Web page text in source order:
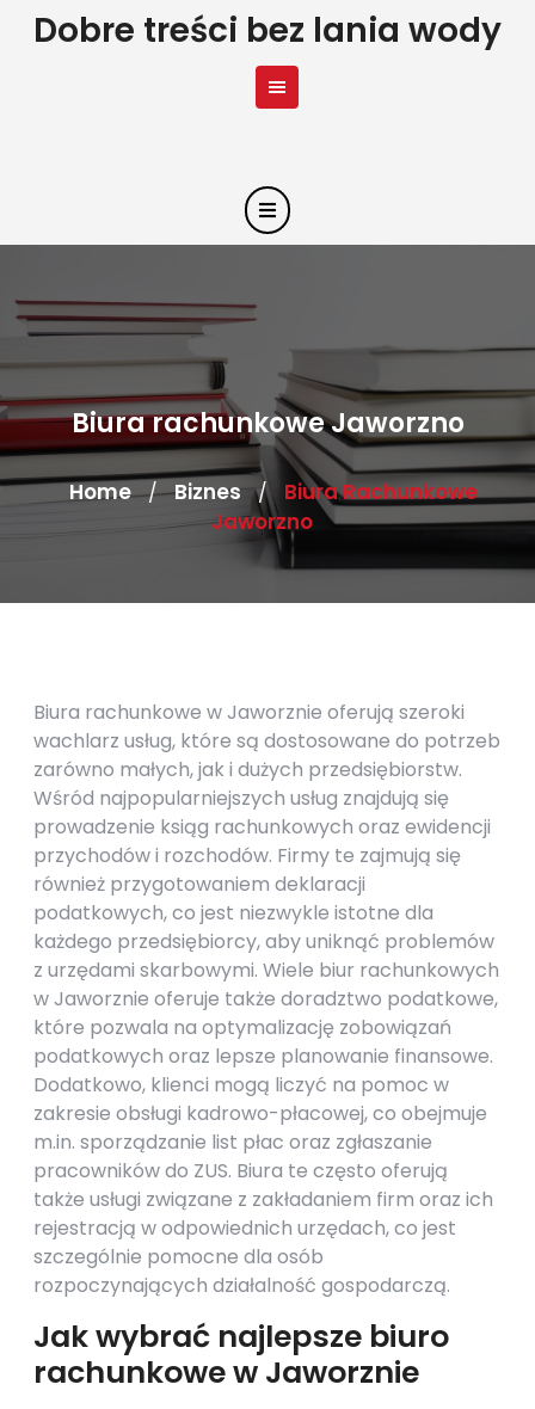
SkipDobre treści bez lania wody
Biura rachunkowe Jaworzno
Home / Biznes /
Biura Rachunkowe
Jaworzno
Biura rachunkowe w Jaworznie oferują szeroki
wachlarz usług, które są dostosowane do potrzeb
zarówno małych, jak i dużych przedsiębiorstw.
Wśród najpopularniejszych usług znajdują się
prowadzenie ksiąg rachunkowych oraz ewidencji
przychodów i rozchodów. Firmy te zajmują się
również przygotowaniem deklaracji
podatkowych, co jest niezwykle istotne dla
każdego przedsiębiorcy, aby uniknąć problemów
z urzędami skarbowymi. Wiele biur rachunkowych
w Jaworznie oferuje także doradztwo podatkowe,
które pozwala na optymalizację zobowiązań
podatkowych oraz lepsze planowanie finansowe.
Dodatkowo, klienci mogą liczyć na pomoc w
zakresie obsługi kadrowo-płacowej, co obejmuje
m.in. sporządzanie list płac oraz zgłaszanie
pracowników do ZUS. Biura te często oferują
także usługi związane z zakładaniem firm oraz ich
rejestracją w odpowiednich urzędach, co jest
szczególnie pomocne dla osób
rozpoczynających działalność gospodarczą.
Jak wybrać najlepsze biuro
rachunkowe w Jaworznie